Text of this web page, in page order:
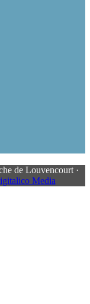
de Louvencourt ·
Media